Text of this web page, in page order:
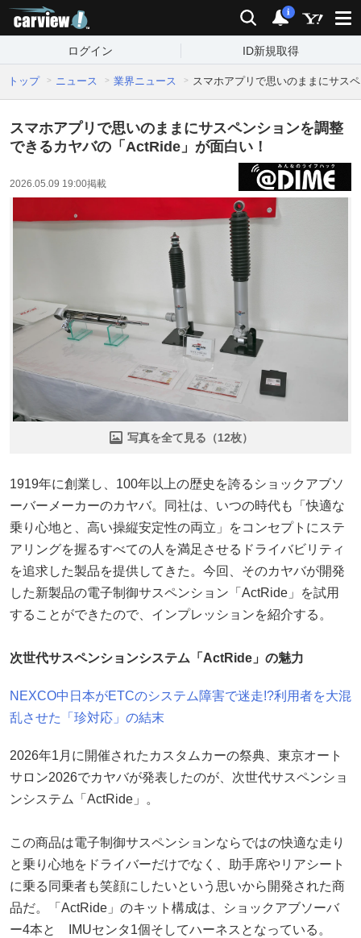
検索 通知
i
ログイン ID新規取得
トップ ニュース 業界ニュース スマホアプリで思いのままにサス
スマホアプリで思いのままにサスペンションを調整
できるカヤバの「ActRide」が面白い！
2026.05.09 19:00掲載
写真を全て見る（12枚）
1919年に創業し、100年以上の歴史を誇るショックアブソ
ーバーメーカーのカヤバ。同社は、いつの時代も「快適な
乗り心地と、高い操縦安定性の両立」をコンセプトにステ
アリングを握るすべての人を満足させるドライバビリティ
を追求した製品を提供してきた。今回、そのカヤバが開発
した新製品の電子制御サスペンション「ActRide」を試用
することができたので、インプレッションを紹介する。
次世代サスペンションシステム「ActRide」の魅力
NEXCO中日本がETCのシステム障害で迷走!?利用者を大混
乱させた「珍対応」の結末
2026年1月に開催されたカスタムカーの祭典、東京オート
サロン2026でカヤバが発表したのが、次世代サスペンショ
ンシステム「ActRide」。
この商品は電子制御サスペンションならではの快適な走り
と乗り心地をドライバーだけでなく、助手席やリアシート
に乗る同乗者も笑顔にしたいという思いから開発された商
品だ。「ActRide」のキット構成は、ショックアブソーバ
ー4本と IMUセンタ1個そしてハーネスとなっている。